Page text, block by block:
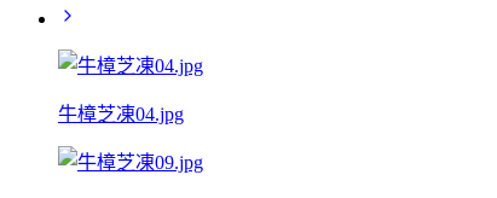
牛樟芝凍04.jpg